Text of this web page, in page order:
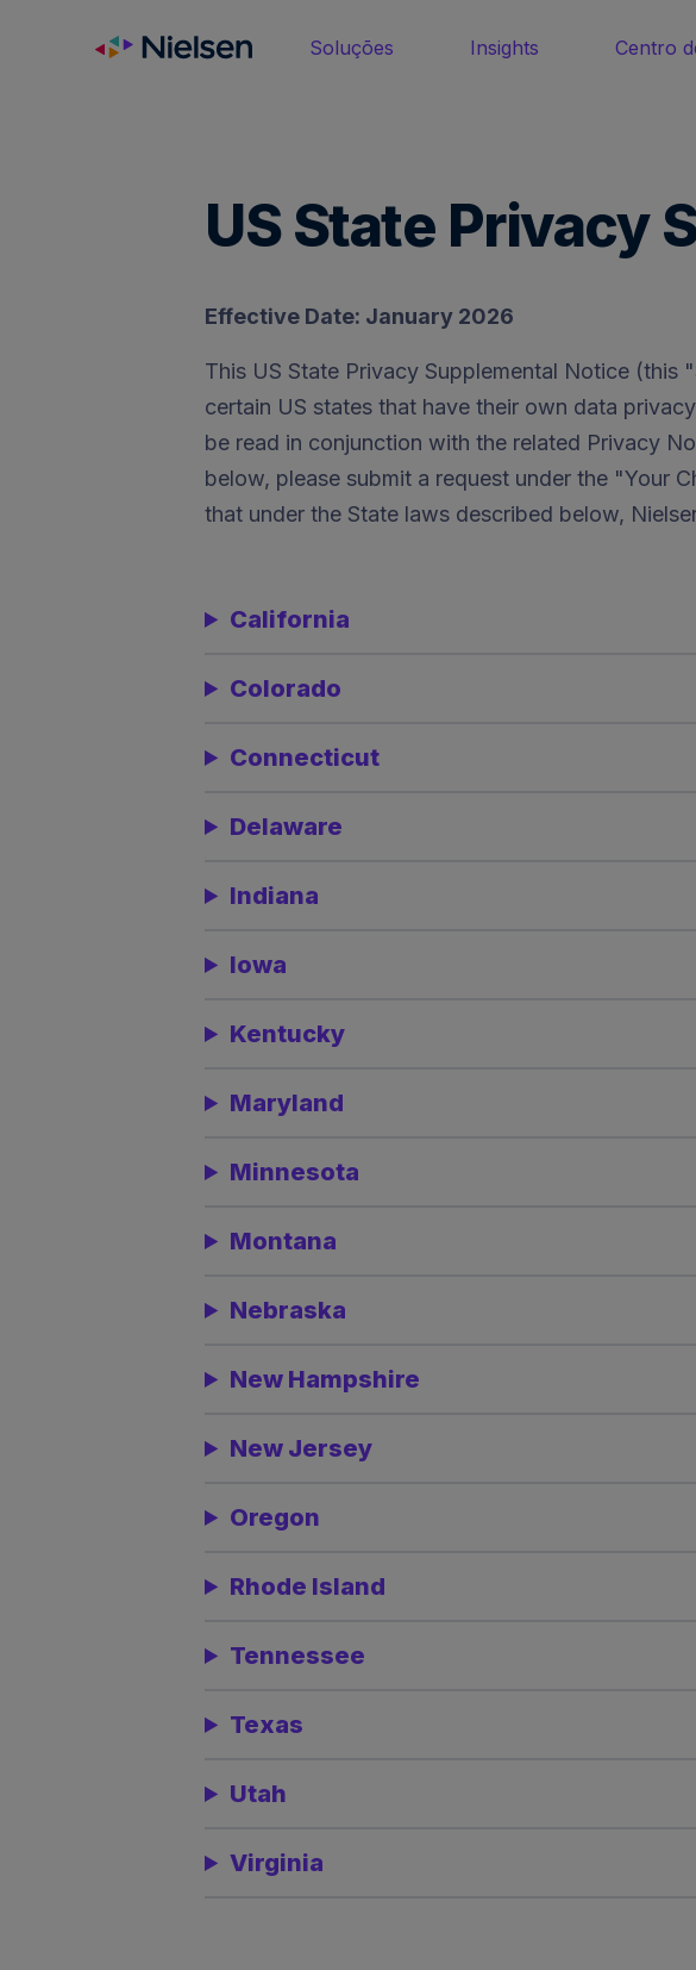
Soluções Insights Centro
US State Privacy
Effective Date: January 2026
This US State Privacy Supplemental Notice
certain US states that have their own data
be read in conjunction with the related Privacy
below, please submit a request under the "Your
that under the State laws described below,
California
Colorado
Connecticut
Delaware
Indiana
Iowa
Kentucky
Maryland
Minnesota
Montana
Nebraska
New Hampshire
New Jersey
Oregon
Rhode Island
Tennessee
Texas
Utah
Virginia